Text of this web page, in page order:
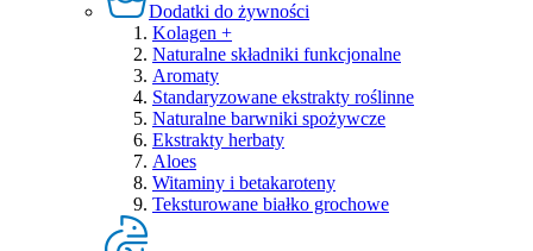
Dodatki do żywności
Kolagen +
Naturalne składniki funkcjonalne
Aromaty
Standaryzowane ekstrakty roślinne
Naturalne barwniki spożywcze
Ekstrakty herbaty
Aloes
Witaminy i betakaroteny
Teksturowane białko grochowe